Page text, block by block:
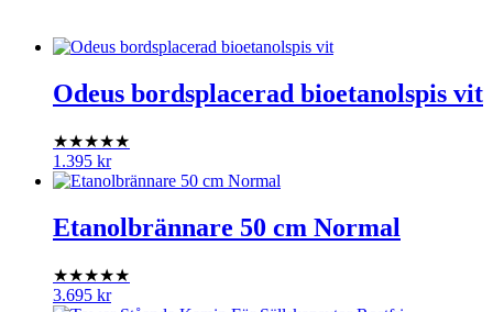
Odeus bordsplacerad bioetanolspis vit
★★★★★
1.395 kr
Etanolbrännare 50 cm Normal
★★★★★
3.695 kr